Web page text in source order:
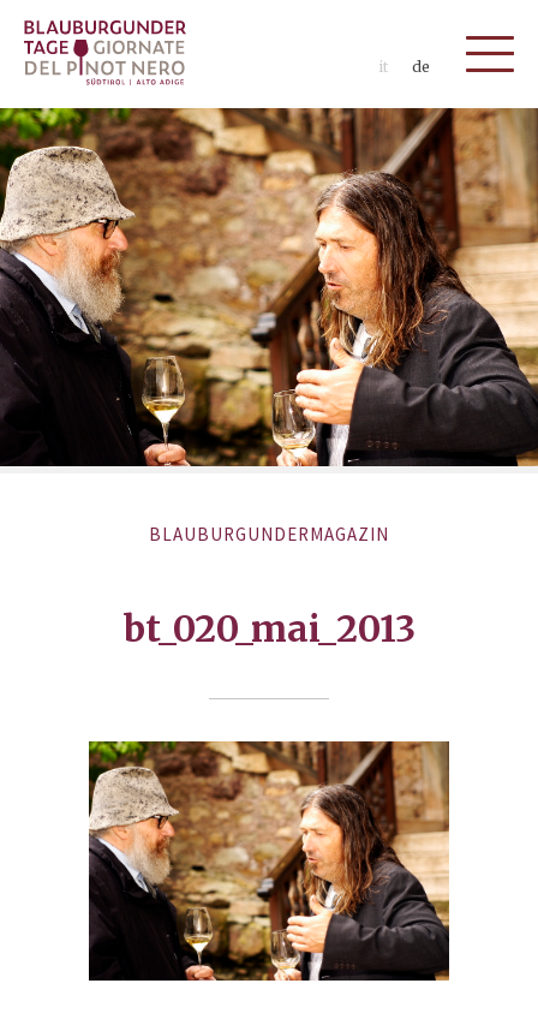
it de
BLAUBURGUNDERMAGAZIN
bt_020_mai_2013